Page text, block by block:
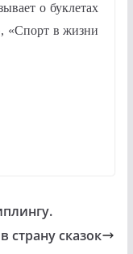
о буклетах
«Спорт в жизни
страну сказок